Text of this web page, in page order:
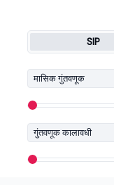
SIP
मासिक गुंतवणूक
गुंतवणूक कालावधी